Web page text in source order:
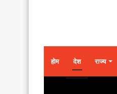
होम देश राज्य